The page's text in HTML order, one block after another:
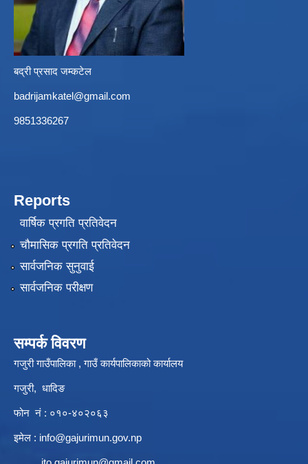
बद्री प्रसाद जम्कटेल
badrijamkatel@gmail.com
9851336267
Reports
वार्षिक प्रगति प्रतिवेदन
चौमासिक प्रगति प्रतिवेदन
सार्वजनिक सुनुवाई
सार्वजनिक परीक्षण
सम्पर्क विवरण
गजुरी गाउँपालिका , गाउँ कार्यपालिकाको कार्यालय
गजुरी, धादिङ
फोन नं : ०१०-४०२०६३
इमेल : info@gajurimun.gov.np